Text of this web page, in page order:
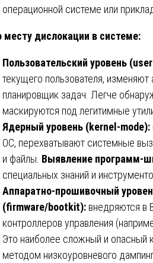
операционной системе или
месту дислокации в системе:
Пользовательский уровень
текущего пользователя, изменяют
планировщик задач. Легче
маскируются под легитимные
Ядерный уровень (kernel-mode):
ОС, перехватывают системные
и файлы. Выявление программ-
специальных знаний и
Аппаратно-прошивочный
(firmware/bootkit): внедряются в
контроллеров управления
Это наиболее сложный и опасный
методом низкоуровневого